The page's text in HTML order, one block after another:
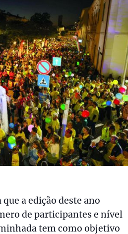
a edição deste ano
de participantes e nível
tem como objetivo